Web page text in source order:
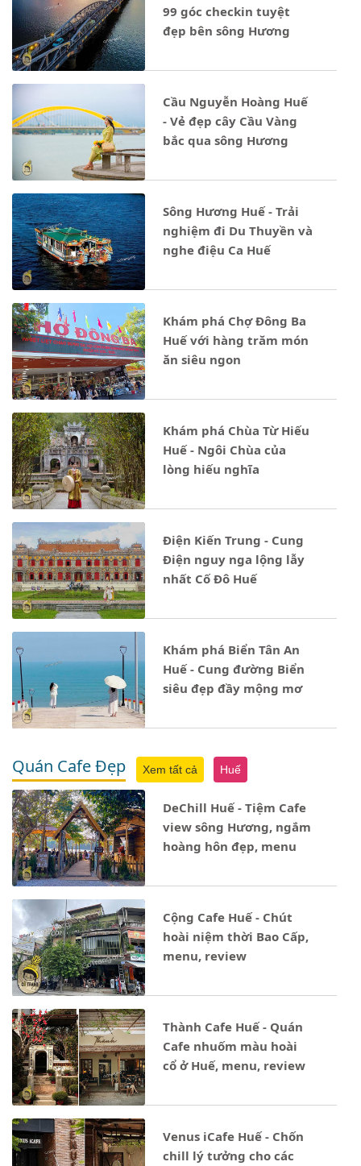
99 góc checkin tuyệt
đẹp bên sông Hương
Cầu Nguyễn Hoàng Huế
- Vẻ đẹp cây Cầu Vàng
bắc qua sông Hương
Sông Hương Huế - Trải
nghiệm đi Du Thuyền và
nghe điệu Ca Huế
Khám phá Chợ Đông Ba
Huế với hàng trăm món
ăn siêu ngon
Khám phá Chùa Từ Hiếu
Huế - Ngôi Chùa của
lòng hiếu nghĩa
Điện Kiến Trung - Cung
Điện nguy nga lộng lẫy
nhất Cố Đô Huế
Khám phá Biển Tân An
Huế - Cung đường Biển
siêu đẹp đầy mộng mơ
Quán Cafe Đẹp Xem tất cả Huế
DeChill Huế - Tiệm Cafe
view sông Hương, ngắm
hoàng hôn đẹp, menu
Cộng Cafe Huế - Chút
hoài niệm thời Bao Cấp,
menu, review
Thành Cafe Huế - Quán
Cafe nhuốm màu hoài
cổ ở Huế, menu, review
Venus iCafe Huế - Chốn
chill lý tưởng cho các